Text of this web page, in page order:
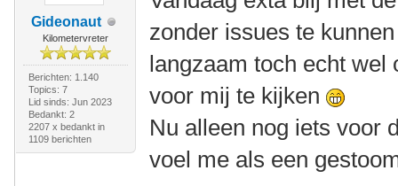
Gideonaut
Kilometervreter
Berichten: 1.140
Topics: 7
Lid sinds: Jun 2023
Bedankt: 2
2207 x bedankt in
1109 berichten
zonder issues te
langzaam toch echt wel
voor mij te kijken
Nu alleen nog iets voor
voel me als een